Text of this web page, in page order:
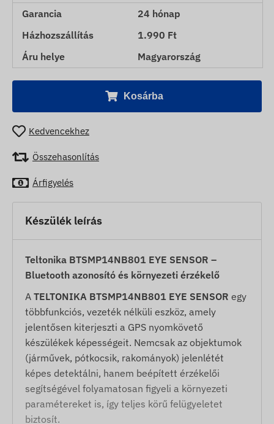
Garancia
24 hónap
Házhozszállítás
1.990 Ft
Áru helye
Magyarország
Kosárba
Kedvencekhez
Összehasonlítás
Árfigyelés
Készülék leírás
Teltonika BTSMP14NB801 EYE SENSOR –
Bluetooth azonosító és környezeti érzékelő
A TELTONIKA BTSMP14NB801 EYE SENSOR egy
többfunkciós, vezeték nélküli eszköz, amely
jelentősen kiterjeszti a GPS nyomkövető
készülékek képességeit. Nemcsak az objektumok
(járművek, pótkocsik, rakományok) jelenlétét
képes detektálni, hanem beépített érzékelői
segítségével folyamatosan figyeli a környezeti
paramétereket is, így teljes körű felügyeletet
biztosít.